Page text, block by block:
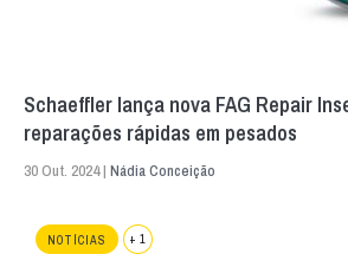
Schaeffler lança nova FAG Repair
reparações rápidas em pesados
30 Out. 2024 | Nádia Conceição
NOTÍCIAS + 1